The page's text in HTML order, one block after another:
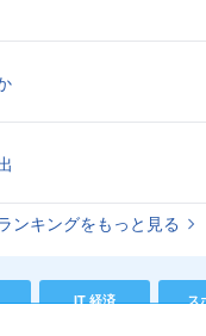
ンキングをもっと見る
IT 経済 ス